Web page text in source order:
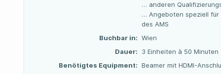
… anderen
… Angeboten speziell für
des AMS
Buchbar in: Wien
Dauer:
3 Einheiten à 50 Minuten
Benötigtes Equipment: Beamer mit HDMI-